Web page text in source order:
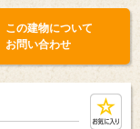
この建物について
お問い合わせ